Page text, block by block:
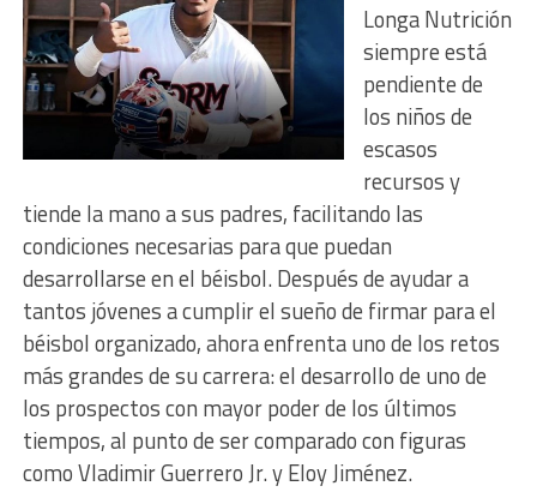
Longa Nutrición
siempre está
pendiente de
los niños de
escasos
recursos y
tiende la mano a sus padres, facilitando las
condiciones necesarias para que puedan
desarrollarse en el béisbol. Después de ayudar a
tantos jóvenes a cumplir el sueño de firmar para el
béisbol organizado, ahora enfrenta uno de los retos
más grandes de su carrera: el desarrollo de uno de
los prospectos con mayor poder de los últimos
tiempos, al punto de ser comparado con figuras
como Vladimir Guerrero Jr. y Eloy Jiménez.